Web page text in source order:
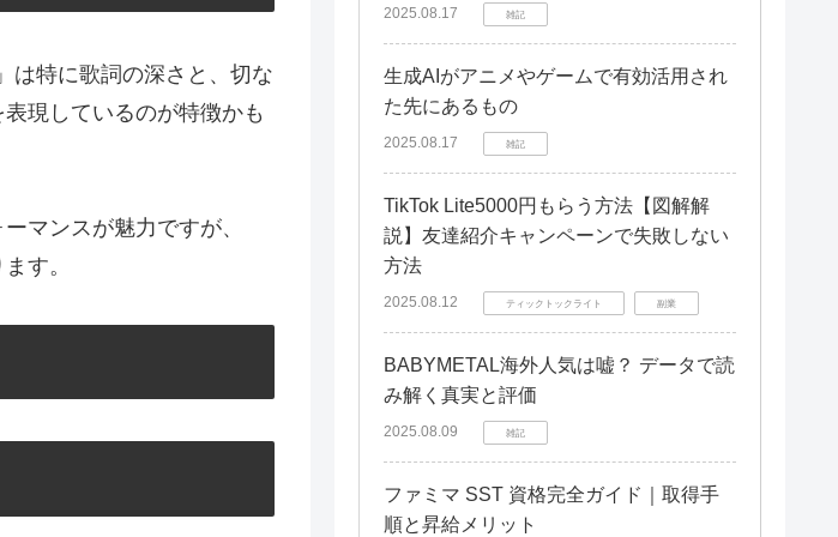
は特に歌詞の深さと、切な
現しているのが特徴かも
マンスが魅力ですが、
す。
this is lastの他の楽曲紹介
定して、ここで回答する
まとめ
2025.08.17 雑記
生成AIがアニメやゲームで有効活用され
た先にあるもの
2025.08.17 雑記
TikTok Lite5000円もらう方法【図解解
説】友達紹介キャンペーンで失敗しない
方法
2025.08.12 ティックトックライト 副業
BABYMETAL海外人気は嘘？ データで読
み解く真実と評価
2025.08.09 雑記
ファミマ SST 資格完全ガイド｜取得手
順と昇給メリット